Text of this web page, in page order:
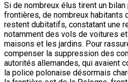
Si de nombreux élus tirent un
frontières, de nombreux habitants
restent dubitatifs, constatant une
notamment des vols de voitures
maisons et les jardins. Pour
compenser la suppression des
autorités allemandes, qui avaient
la police polonaise désormais